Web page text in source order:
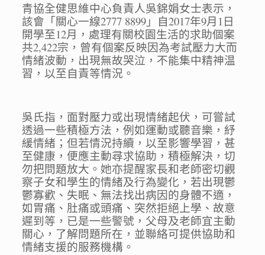
青協全健思維中心負責人吳錦娟女士表示，
該會「關心一線2777 8899 」自2017年9月 1 日
開學至12月， 處理有關校園生活的求助個案
共2,422宗， 曾有個案反映因為考試壓力大而
情緒波動，出現無故哭泣， 不能集中精神温
習，以至自責等情況。
吳氏指，面對壓力或出現情緒起伏，可嘗試
透過一些積極方法，例如運動或聽音樂，紓
緩情緒；但若情況持續，以至影響學習， 甚
至健康，便應主動尋求協助，積極解決，切
勿把問題放大。她亦提醒家長和老師密切觀
察子女和學生的情緒及行為變化， 若出現鬱
鬱寡歡、失眠、無法找出病因的身體不適，
如胃痛、 肚痛或頭痛、突然拒絕上學、故意
遲到等，已是一些警號， 父母及老師宜主動
關心，了解問題所在， 並聯絡可提供協助和
情緒支援的服務機構。